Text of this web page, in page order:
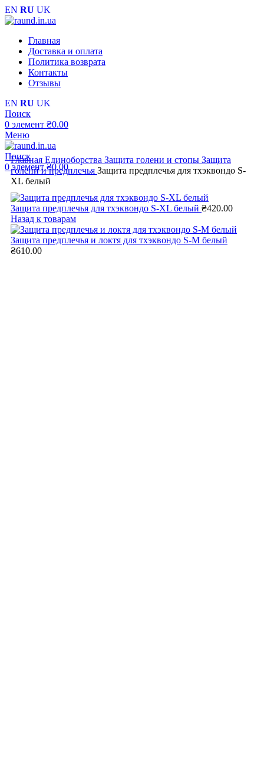
EN RU UK
Главная
Доставка и оплата
Политика возврата
Контакты
Отзывы
EN RU UK
Поиск
0 элемент ₴0.00
Меню
Поиск
0элемент ₴0.00
Главная Единоборства Защита голени и стопы Защита
голени и предплечья Защита предплечья для тхэквондо S-
XL белый
Защита предплечья для тхэквондо S-XL белый ₴420.00
Назад к товарам
Защита предплечья и локтя для тхэквондо S-M белый
₴610.00